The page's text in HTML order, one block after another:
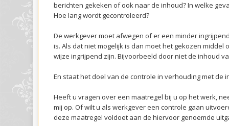
berichten gekeken of ook naar de inhoud? In welke
Hoe lang wordt gecontroleerd?
De werkgever moet afwegen of er een minder
is. Als dat niet mogelijk is dan moet het gekozen middel
wijze ingrijpend zijn. Bijvoorbeeld door niet de inhoud
En staat het doel van de controle in verhouding met de
Heeft u vragen over een maatregel bij u op het werk,
mij op. Of wilt u als werkgever een controle gaan
deze maatregel voldoet aan de hiervoor genoemde